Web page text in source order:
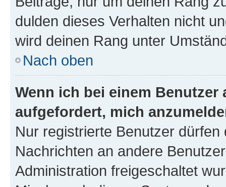
dulden dieses Verhalten nicht
wird deinen Rang unter
Nach oben
Wenn ich bei einem
aufgefordert, mich
Nur registrierte Benutzer
Nachrichten an andere
Administration freigeschaltet